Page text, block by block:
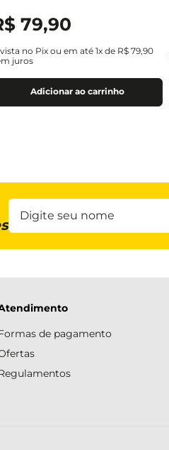
79,90
no Pix ou em até 1x de R$ 79,90
juros
Adicionar ao carrinho
de pagamento